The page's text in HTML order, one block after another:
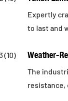
Expertly
to last and
Weather-
The
resistance,